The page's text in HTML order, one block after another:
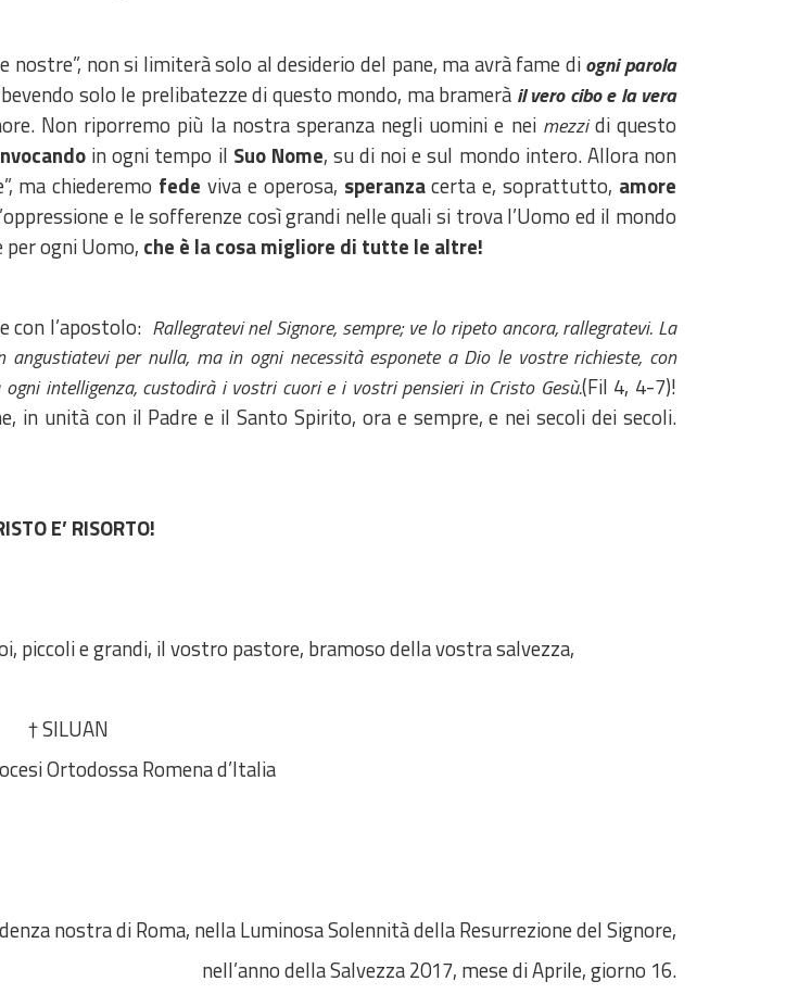
non si limiterà solo al desiderio del pane, ma avrà fame diogni parola
solo le prelibatezze di questo mondo, ma bramerà il verocibo e la vera
Non riporremo più la nostra speranza negli uomini e nei mezzidi questo
in ogni tempo il Suo Nome, su di noi e sul mondo intero. Allora non
ma chiederemo fede viva e operosa, speranzacerta e, soprattutto, amore
e le sofferenze così grandi nelle quali si trova l’Uomo ed il mondo
per ogni Uomo, che è la cosa migliore di tutte le altre!
con l’apostolo: Rallegratevi nel Signore, sempre; ve lo ripeto ancora, rallegratevi. La
per nulla, ma in ogni necessità esponete a Dio le vostre richieste, con
intelligenza, custodirà i vostri cuori e i vostri pensieri in Cristo Gesù.(Fil 4, 4-7)!
in unità con il Padre e il Santo Spirito, ora e sempre, e nei secoli dei secoli.
E’ RISORTO!
piccoli e grandi, il vostro pastore, bramoso della vostra salvezza,
† SILUAN
Ortodossa Romena d’Italia
nostra di Roma, nella Luminosa Solennità della Resurrezione del Signore,
nell’anno della Salvezza 2017, mese di Aprile, giorno 16.